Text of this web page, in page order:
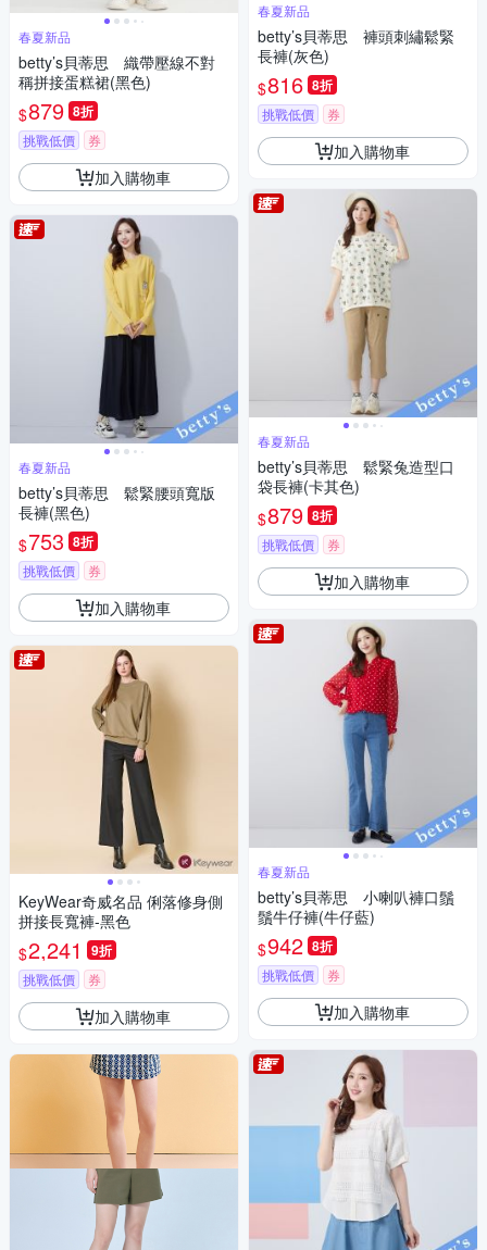
春夏新品
betty’s貝蒂思 織帶壓線不對
稱拼接蛋糕裙(黑色)
$879 8折
挑戰低價 券
加入購物車
春夏新品
betty’s貝蒂思 鬆緊腰頭寬版
長褲(黑色)
$753 8折
挑戰低價 券
加入購物車
KeyWear奇威名品 俐落修身側
拼接長寬褲-黑色
$2,241 9折
挑戰低價 券
加入購物車
春夏新品
betty’s貝蒂思 褲頭刺繡鬆緊
長褲(灰色)
$816 8折
挑戰低價 券
加入購物車
春夏新品
betty’s貝蒂思 鬆緊兔造型口
袋長褲(卡其色)
$879 8折
挑戰低價 券
加入購物車
春夏新品
betty’s貝蒂思 小喇叭褲口鬚
鬚牛仔褲(牛仔藍)
$942 8折
挑戰低價 券
加入購物車